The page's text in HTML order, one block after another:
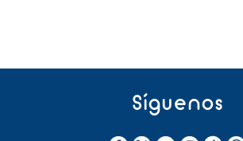
Síguenos